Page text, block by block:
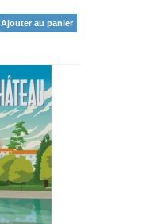
Ajouter au panier